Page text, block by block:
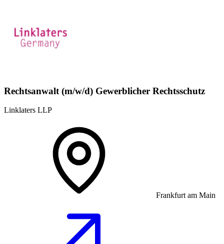
Rechtsanwalt (m/w/d) Gewerblicher Rechtsschutz
Linklaters LLP
Frankfurt am Main